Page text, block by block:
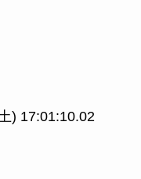
) 17:01:10.02